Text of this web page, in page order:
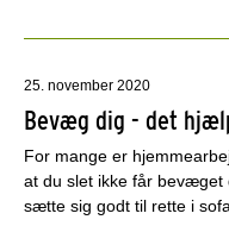
25. november 2020
Bevæg dig - det
For mange er
at du slet ikke får bevæget
sætte sig godt til rette i